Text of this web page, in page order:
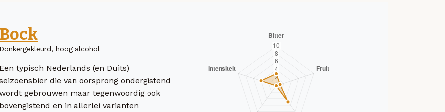
Bock
Donkergekleurd, hoog alcohol
Een typisch Nederlands (en Duits)
seizoensbier die van oorsprong ondergistend
wordt gebrouwen maar tegenwoordig ook
bovengistend en in allerlei varianten